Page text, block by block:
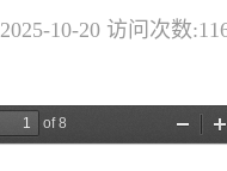
2025-10-20 访问次数: